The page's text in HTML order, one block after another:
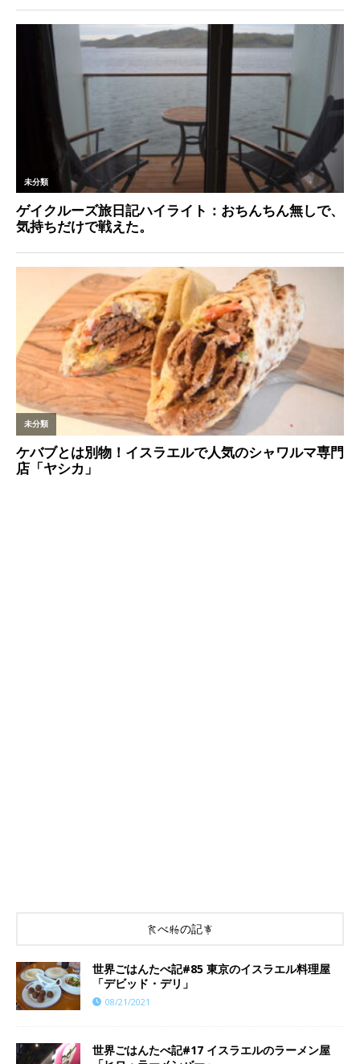
食べ物の記事
世界ごはんたべ記#85 東京のイスラエル料理屋
「デビッド・デリ」
08/21/2021
世界ごはんたべ記#17 イスラエルのラーメン屋